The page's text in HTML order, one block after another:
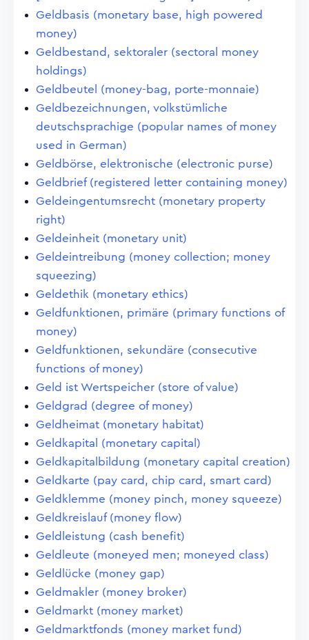
Geldbasis (monetary base, high powered
money)
Geldbestand, sektoraler (sectoral money
holdings)
Geldbeutel (money-bag, porte-monnaie)
Geldbezeichnungen, volkstümliche
deutschsprachige (popular names of money
used in German)
Geldbörse, elektronische (electronic purse)
Geldbrief (registered letter containing money)
Geldeingentumsrecht (monetary property
right)
Geldeinheit (monetary unit)
Geldeintreibung (money collection; money
squeezing)
Geldethik (monetary ethics)
Geldfunktionen, primäre (primary functions of
money)
Geldfunktionen, sekundäre (consecutive
functions of money)
Geld ist Wertspeicher (store of value)
Geldgrad (degree of money)
Geldheimat (monetary habitat)
Geldkapital (monetary capital)
Geldkapitalbildung (monetary capital creation)
Geldkarte (pay card, chip card, smart card)
Geldklemme (money pinch, money squeeze)
Geldkreislauf (money flow)
Geldleistung (cash benefit)
Geldleute (moneyed men; moneyed class)
Geldlücke (money gap)
Geldmakler (money broker)
Geldmarkt (money market)
Geldmarktfonds (money market fund)